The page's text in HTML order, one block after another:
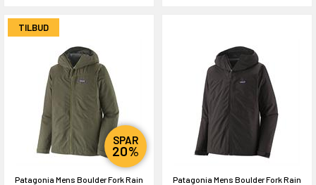
TILBUD
SPAR
20%
Patagonia Mens Boulder Fork Rain
Patagonia Mens Boulder Fork Rain